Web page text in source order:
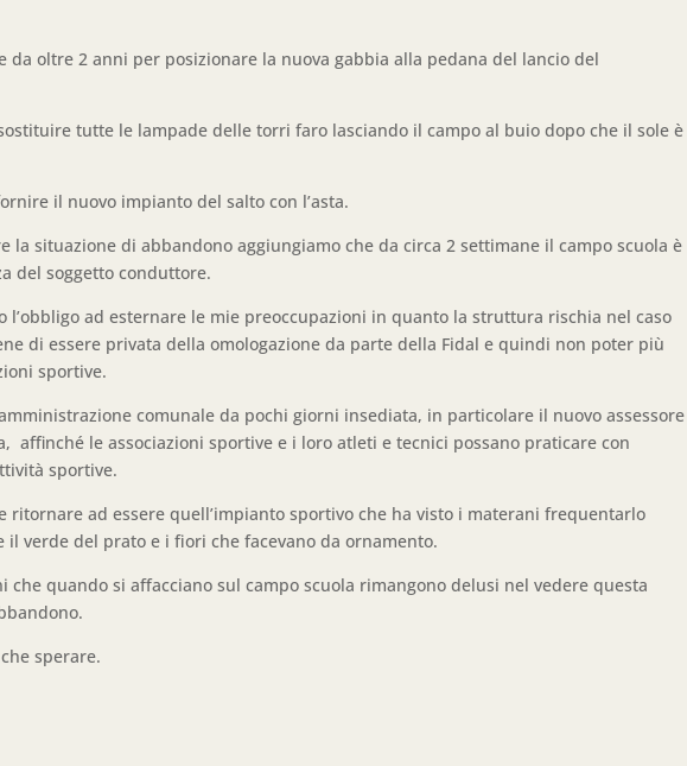
da oltre 2 anni per posizionare la nuova gabbia alla pedana del lancio del
tutte le lampade delle torri faro lasciando il campo al buio dopo che il sole è
il nuovo impianto del salto con l’asta.
la situazione di abbandono aggiungiamo che da circa 2 settimane il campo scuola è
del soggetto conduttore.
l’obbligo ad esternare le mie preoccupazioni in quanto la struttura rischia nel caso
di essere privata della omologazione da parte della Fidal e quindi non poter più
sportive.
comunale da pochi giorni insediata, in particolare il nuovo assessore
affinché le associazioni sportive e i loro atleti e tecnici possano praticare con
sportive.
ritornare ad essere quell’impianto sportivo che ha visto i materani frequentarlo
il verde del prato e i fiori che facevano da ornamento.
che quando si affacciano sul campo scuola rimangono delusi nel vedere questa
sperare.